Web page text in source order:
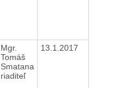
Mgr.
Tomáš
Smatana
riaditeľ
13.1.2017